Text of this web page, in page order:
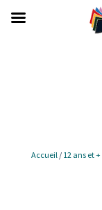
Accueil/ 12 ans et +